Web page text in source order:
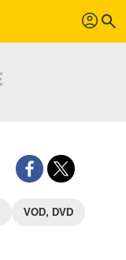
profil search
VOD, DVD